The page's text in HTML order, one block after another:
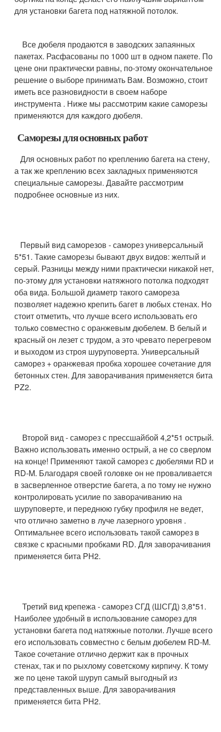
для установки багета под натяжной потолок.
Все дюбеля продаются в заводских запаянных
пакетах. Расфасованы по 1000 шт в одном пакете. По
цене они практически равны, по-этому окончательное
решение о выборе принимать Вам. Возможно, стоит
иметь все разновидности в своем наборе
инструмента . Ниже мы рассмотрим какие саморезы
применяются для каждого дюбеля.
Саморезы для основных работ
Для основных работ по креплению багета на стену,
а так же креплению всех закладных применяются
специальные саморезы. Давайте рассмотрим
подробнее основные из них.
Первый вид саморезов - саморез универсальный
5*51. Такие саморезы бывают двух видов: желтый и
серый. Разницы между ними практически никакой нет,
по-этому для установки натяжного потолка подходят
оба вида. Большой диаметр такого самореза
позволяет надежно крепить багет в любых стенах. Но
стоит отметить, что лучше всего использовать его
только совместно с оранжевым дюбелем. В белый и
красный он лезет с трудом, а это чревато перегревом
и выходом из строя шуруповерта. Универсальный
саморез + оранжевая пробка хорошее сочетание для
бетонных стен. Для заворачивания применяется бита
PZ2.
Второй вид - саморез с прессшайбой 4,2*51 острый.
Важно использовать именно острый, а не со сверлом
на конце! Применяют такой саморез с дюбелями RD и
RD-M. Благодаря своей головке он не проваливается
в засверленное отверстие багета, а по тому не нужно
контролировать усилие по заворачиванию на
шуруповерте, и переднюю губку профиля не ведет,
что отлично заметно в луче лазерного уровня .
Оптимальнее всего использовать такой саморез в
связке с красными пробками RD. Для заворачивания
применяется бита PH2.
Третий вид крепежа - саморез СГД (ШСГД) 3,8*51.
Наиболее удобный в использование саморез для
установки багета под натяжные потолки. Лучше всего
его использовать совместно с белым дюбелем RD-M.
Такое сочетание отлично держит как в прочных
стенах, так и по рыхлому советскому кирпичу. К тому
же по цене такой шуруп самый выгодный из
представленных выше. Для заворачивания
применяется бита PH2.